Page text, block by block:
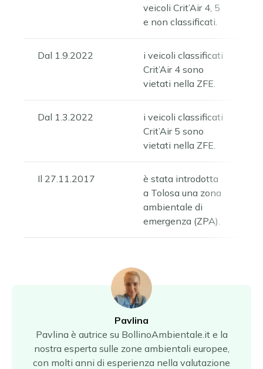
veicoli Crit’Air 4, 5
e non classificati.
Dal 1.9.2022
i veicoli classificati
Crit’Air 4 sono
vietati nella ZFE.
Dal 1.3.2022
i veicoli classificati
Crit’Air 5 sono
vietati nella ZFE.
Il 27.11.2017
è stata introdotta
a Tolosa una zona
ambientale di
emergenza (ZPA).
Pavlina
Pavlina è autrice su BollinoAmbientale.it e la
nostra esperta sulle zone ambientali europee,
con molti anni di esperienza nella valutazione